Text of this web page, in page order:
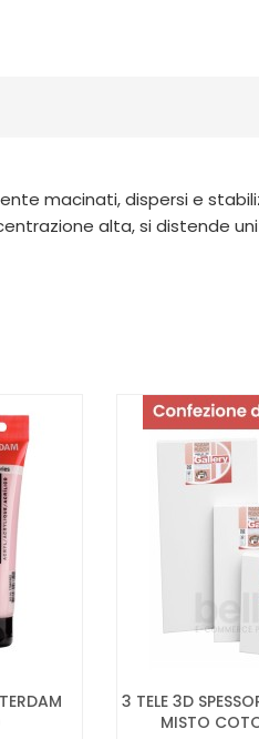
macinati, dispersi e
alta, si distende
3 TELE 3D
MISTO